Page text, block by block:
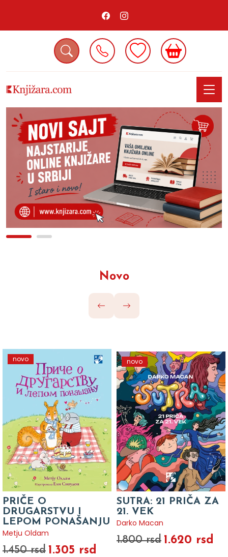
Novo
novo
PRIČE O
DRUGARSTVU I
LEPOM PONAŠANJU
Metju Oldam
1.450 rsd 1.305 rsd
novo
SUTRA: 21 PRIČA ZA
21. VEK
Darko Macan
1.800 rsd 1.620 rsd